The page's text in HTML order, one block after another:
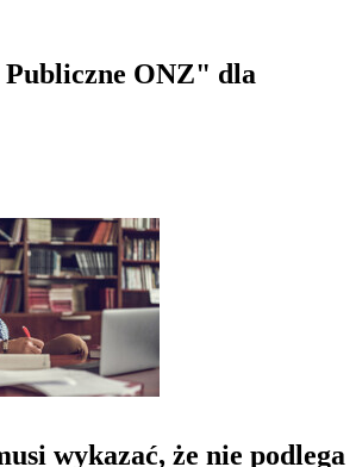
ONZ" dla
wykazać, że nie podlega